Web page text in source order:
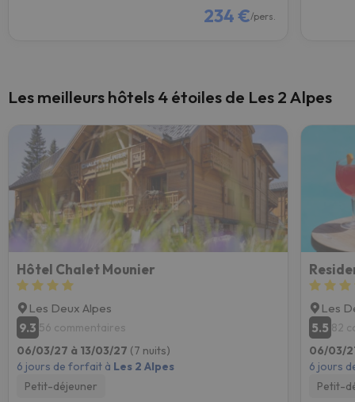
234 €/pers.
Les meilleurs hôtels 4 étoiles de Les 2 Alpes
Hôtel Chalet Mounier
Les Deux Alpes
9.3 56 commentaires
06/03/27 à 13/03/27 (7 nuits)
6 jours de forfait à Les 2 Alpes
Petit-déjeuner
Les
5.5 82
06/03/
6 jours
Petit-